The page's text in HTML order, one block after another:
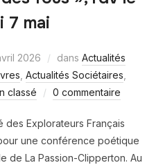
7 mai
2026 dans Actualités
Actualités Sociétaires
classé 0 commentaire
des Explorateurs Français
une conférence poétique
de La Passion-Clipperton. Au